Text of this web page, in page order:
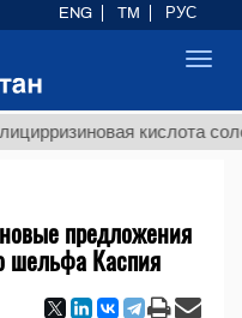
кислота
предложения
шельфа Каспия
ENG TM РУС